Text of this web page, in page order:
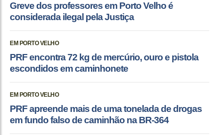
Greve dos professores em Porto Velho é
considerada ilegal pela Justiça
EM PORTO VELHO
PRF encontra 72 kg de mercúrio, ouro e pistola
escondidos em caminhonete
EM PORTO VELHO
PRF apreende mais de uma tonelada de drogas
em fundo falso de caminhão na BR-364